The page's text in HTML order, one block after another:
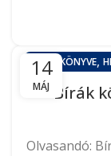
14
MÁJ
BÍRÁK KÖNYVE,
Bírák
Olvasandó: